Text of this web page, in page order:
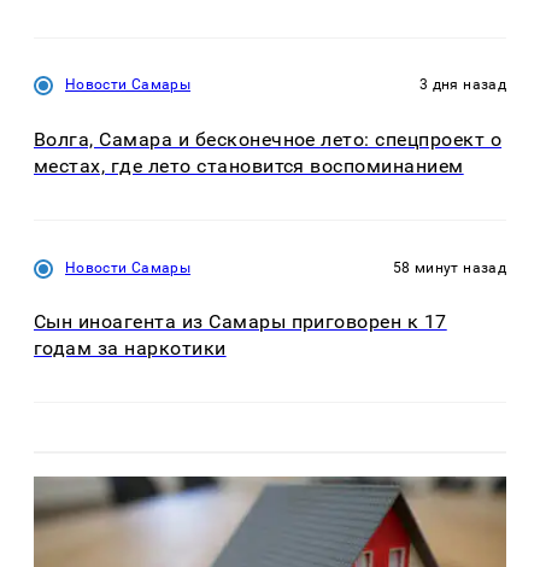
Новости Самары 3 дня назад
Волга, Самара и бесконечное лето: спецпроект о
местах, где лето становится воспоминанием
Новости Самары 58 минут назад
Сын иноагента из Самары приговорен к 17
годам за наркотики